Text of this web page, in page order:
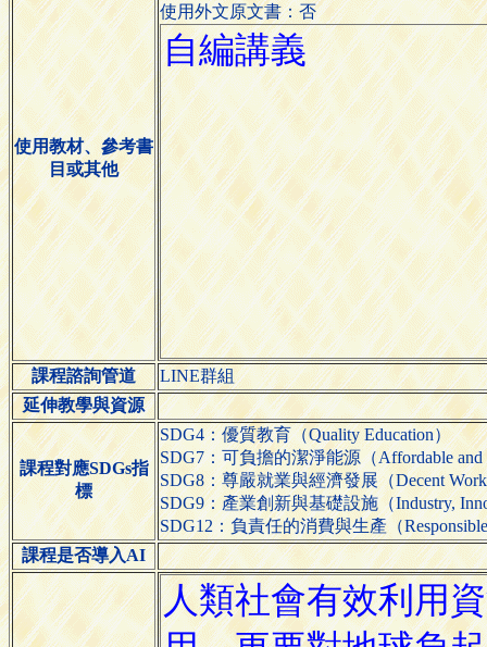
使用教材、參考書
目或其他
使用外文原文書：否
課程諮詢管道
LINE群組
延伸教學與資源
課程對應SDGs指
標
SDG4：優質教育（Quality Education）
SDG7：可負擔的潔淨能源（Affordable and
SDG8：尊嚴就業與經濟發展（Decent
SDG9：產業創新與基礎設施（Industry,
SDG12：負責任的消費與生產（
課程是否導入AI